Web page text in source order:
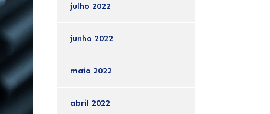
julho 2022
junho 2022
maio 2022
abril 2022